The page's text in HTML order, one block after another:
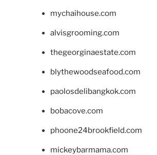
mychaihouse.com
alvisgrooming.com
thegeorginaestate.com
blythewoodseafood.com
paolosdelibangkok.com
bobacove.com
phoone24brookfield.com
mickeybarmama.com